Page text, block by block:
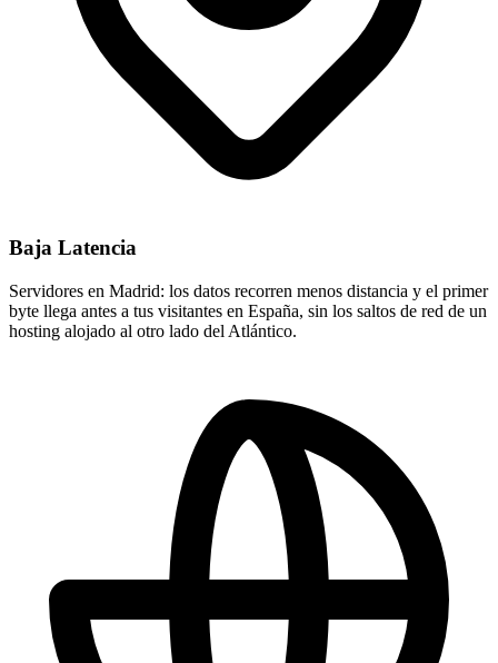
Baja Latencia
Servidores en Madrid: los datos recorren menos distancia y el primer
byte llega antes a tus visitantes en España, sin los saltos de red de un
hosting alojado al otro lado del Atlántico.